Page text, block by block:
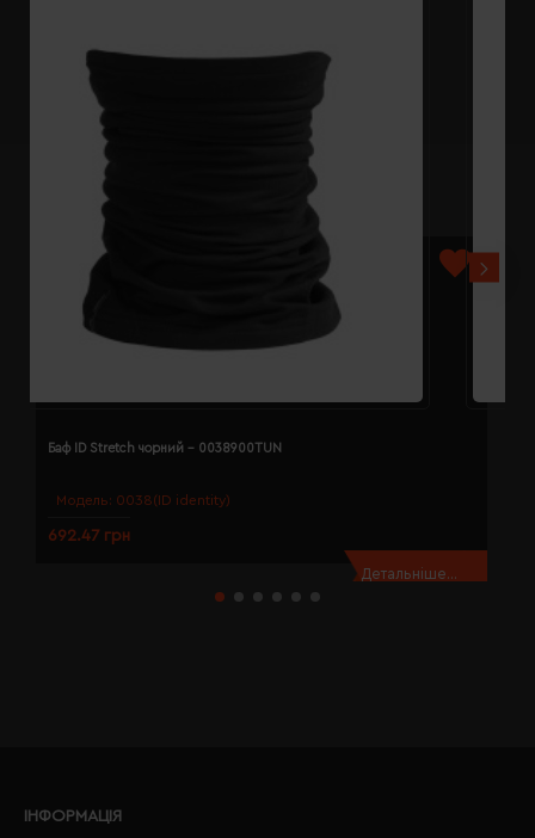
Модель: 0038(ID identity)
Баф ID Stretch чорний - 0038900TUN
692.47 грн
Детальніше...
ІНФОРМАЦІЯ